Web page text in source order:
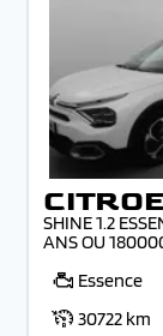
SHINE 1.2
ANS OU
Essence
30722 km